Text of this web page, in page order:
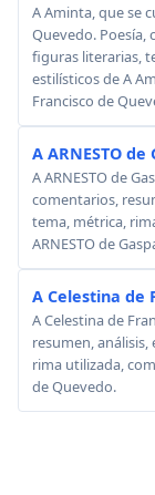
A Aminta, que se
Quevedo. Poesía,
figuras literarias,
estilísticos de A
Francisco de
A ARNESTO
A ARNESTO de
comentarios,
tema, métrica,
ARNESTO de
A Celestina de
A Celestina de
resumen,
rima utilizada,
de Quevedo.